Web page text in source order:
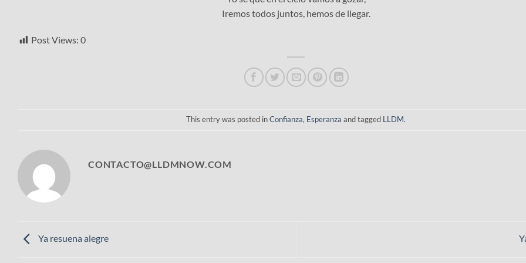
Iremos todos juntos, hemos de llegar.
Post Views: 0
This entry was posted inConfianza, Esperanza and tagged LLDM.
CONTACTO@LLDMNOW.COM
Ya resuena alegre